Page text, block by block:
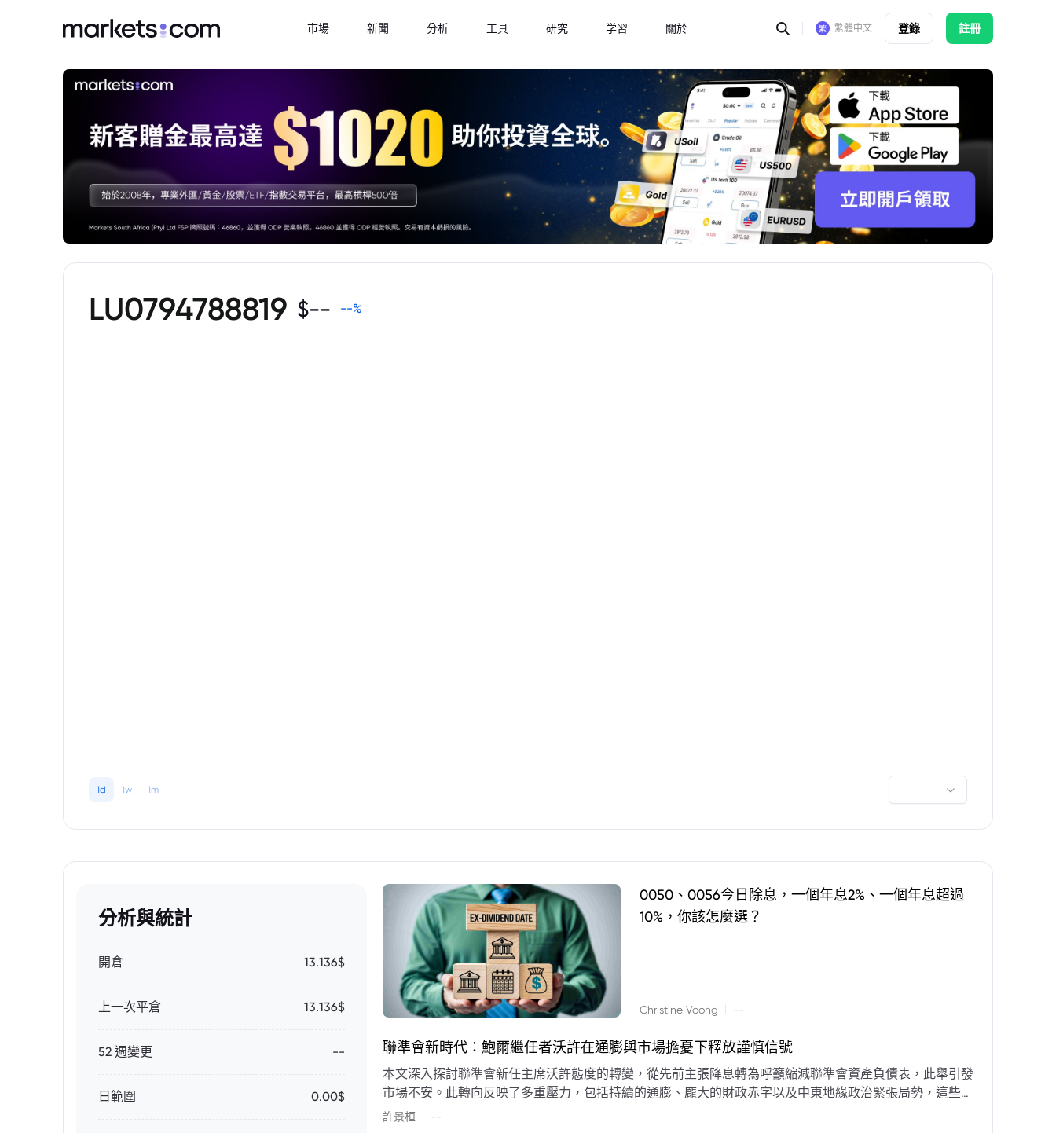
市場 新聞 分析 工具 研究 学習 關於 繁體中文 登錄 註冊
LU0794788819 $-- --%
1d 1w 1m
分析與統計
開倉 13.136$
上一次平倉 13.136$
52 週變更 --
日範圍 0.00$
0050、0056今日除息，一個年息2%、一個年息超過
10%，你該怎麼選？
Christine Voong --
聯準會新時代：鮑爾繼任者沃許在通膨與市場擔憂下釋放謹慎信號
本文深入探討聯準會新任主席沃許態度的轉變，從先前主張降息轉為呼籲縮減聯準會資產負債表，此舉引發
市場不安。此轉向反映了多重壓力，包括持續的通膨、龐大的財政赤字以及中東地緣政治緊張局勢，這些因
素限制了聯準會實施降息或激進縮減資產負債表的空間。專家預計將進入政策觀望期，重點將放在維持較高
許景桓 --